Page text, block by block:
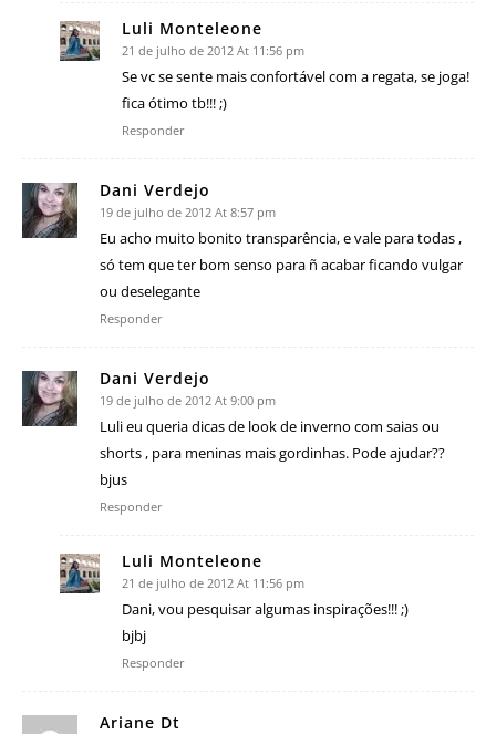
Luli Monteleone
21 de julho de 2012 At 11:56 pm
Se vc se sente mais confortável com a regata, se joga!
fica ótimo tb!!! ;)
Responder
Dani Verdejo
19 de julho de 2012 At 8:57 pm
Eu acho muito bonito transparência, e vale para todas ,
só tem que ter bom senso para ñ acabar ficando vulgar
ou deselegante
Responder
Dani Verdejo
19 de julho de 2012 At 9:00 pm
Luli eu queria dicas de look de inverno com saias ou
shorts , para meninas mais gordinhas. Pode ajudar??
bjus
Responder
Luli Monteleone
21 de julho de 2012 At 11:56 pm
Dani, vou pesquisar algumas inspirações!!! ;)
bjbj
Responder
Ariane Dt